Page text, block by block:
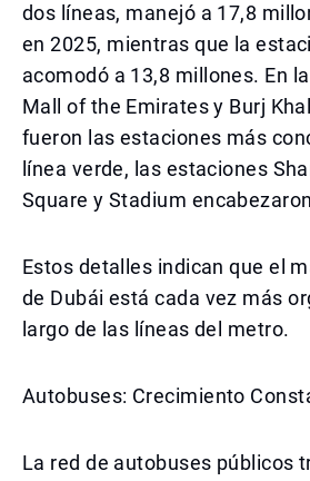
dos líneas, manejó a 17,8
en 2025, mientras que la
acomodó a 13,8 millones. En
Mall of the Emirates y Burj
fueron las estaciones más
línea verde, las estaciones
Square y Stadium
Estos detalles indican que el
de Dubái está cada vez más
largo de las líneas del metro.
Autobuses: Crecimiento
La red de autobuses públicos